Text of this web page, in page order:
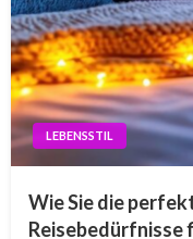
LEBENSSTIL
Wie Sie die
Reisebedürfnisse